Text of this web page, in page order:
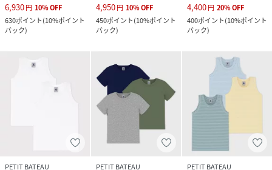
6,930円 10%OFF
630ポイント(10%ポイント
バック)
4,950円 10%OFF
450ポイント(10%ポイント
バック)
4,400円 20%OFF
400ポイント(10%ポイント
バック)
PETIT BATEAU
PETIT BATEAU
PETIT BATEAU